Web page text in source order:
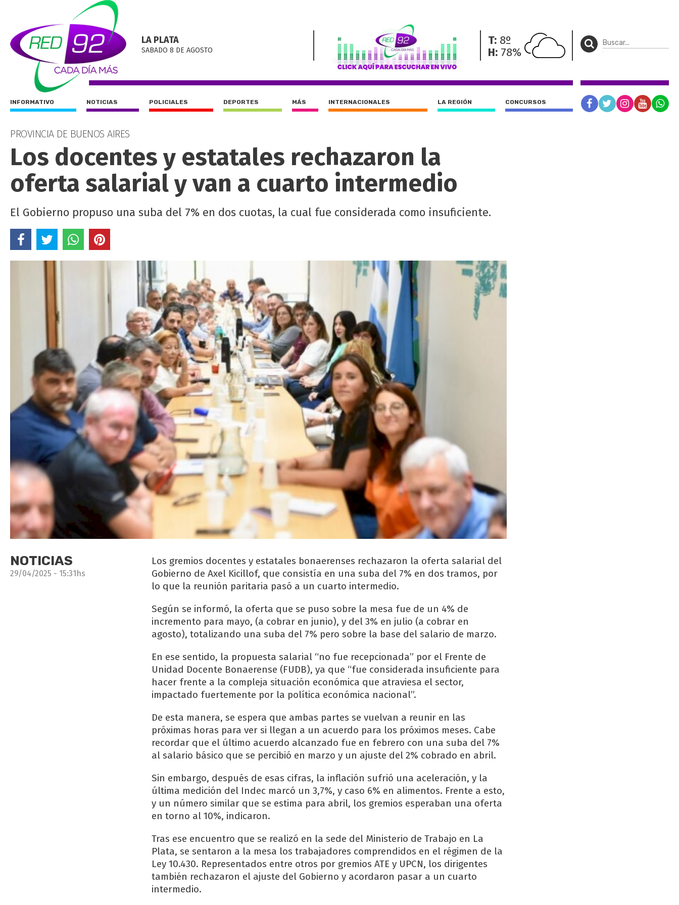
LA PLATA
SABADO 8 DE AGOSTO
T: 8º
H: 78%
INFORMATIVO NOTICIAS POLICIALES DEPORTES MÁS INTERNACIONALES LA REGIÓN CONCURSOS
PROVINCIA DE BUENOS AIRES
Los docentes y estatales rechazaron la
oferta salarial y van a cuarto intermedio
El Gobierno propuso una suba del 7% en dos cuotas, la cual fue considerada como insuficiente.
NOTICIAS
29/04/2025 - 15:31hs
Los gremios docentes y estatales bonaerenses rechazaron la oferta salarial del
Gobierno de Axel Kicillof, que consistía en una suba del 7% en dos tramos, por
lo que la reunión paritaria pasó a un cuarto intermedio.
Según se informó, la oferta que se puso sobre la mesa fue de un 4% de
incremento para mayo, (a cobrar en junio), y del 3% en julio (a cobrar en
agosto), totalizando una suba del 7% pero sobre la base del salario de marzo.
En ese sentido, la propuesta salarial “no fue recepcionada” por el Frente de
Unidad Docente Bonaerense (FUDB), ya que “fue considerada insuficiente para
hacer frente a la compleja situación económica que atraviesa el sector,
impactado fuertemente por la política económica nacional”.
De esta manera, se espera que ambas partes se vuelvan a reunir en las
próximas horas para ver si llegan a un acuerdo para los próximos meses. Cabe
recordar que el último acuerdo alcanzado fue en febrero con una suba del 7%
al salario básico que se percibió en marzo y un ajuste del 2% cobrado en abril.
Sin embargo, después de esas cifras, la inflación sufrió una aceleración, y la
última medición del Indec marcó un 3,7%, y caso 6% en alimentos. Frente a esto,
y un número similar que se estima para abril, los gremios esperaban una oferta
en torno al 10%, indicaron.
Tras ese encuentro que se realizó en la sede del Ministerio de Trabajo en La
Plata, se sentaron a la mesa los trabajadores comprendidos en el régimen de la
Ley 10.430. Representados entre otros por gremios ATE y UPCN, los dirigentes
también rechazaron el ajuste del Gobierno y acordaron pasar a un cuarto
intermedio.